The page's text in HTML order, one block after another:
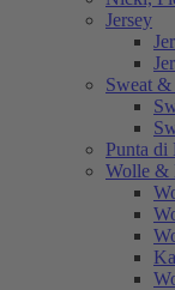
Jersey
Sweat
Punta
Wolle &